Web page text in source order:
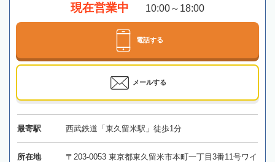
現在営業中 10:00～18:00
電話する
メールする
最寄駅 西武鉄道「東久留米駅」徒歩1分
所在地
〒203-0053 東京都東久留米市本町一丁目3番11号ワイ